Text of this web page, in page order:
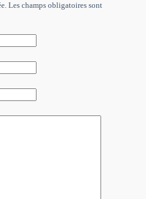
Les champs obligatoires sont